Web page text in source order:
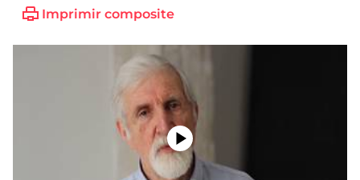
Imprimir composite